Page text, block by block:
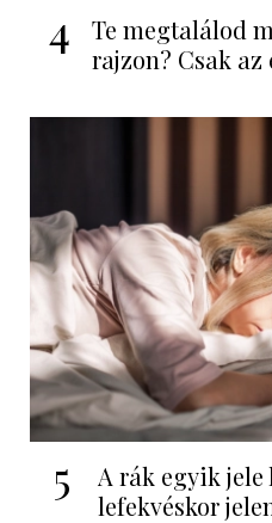
4
Te megtalálod
rajzon? Csak az
5
A rák egyik jele
lefekvéskor